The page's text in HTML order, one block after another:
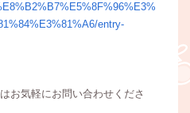
entry-
お気軽にお問い合わせくださ